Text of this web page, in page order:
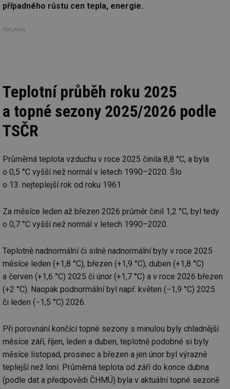
případného růstu cen tepla, energie.
REKLAMA
Teplotní průběh roku 2025
a topné sezony 2025/2026 podle
TSČR
Průměrná teplota vzduchu v roce 2025 činila 8,8 °C, a byla
o 0,5 °C vyšší než normál v letech 1990–2020. Šlo
o 13. nejteplejší rok od roku 1961.
Za měsíce leden až březen 2026 průměr činil 1,2 °C, byl tedy
o 0,7 °C vyšší než normál v letech 1990–2020.
Teplotně nadnormální či silně nadnormální byly v roce 2025
měsíce leden (+1,8 °C), březen (+1,9 °C), duben (+1,8 °C)
a červen (+1,6 °C) 2025 či únor (+1,7 °C) a v roce 2026 březen
(+2 °C). Naopak podnormální byl např. květen (−1,9 °C) 2025
či leden (−1,5 °C) 2026.
Při porovnání končící topné sezony s minulou byly chladnější
měsíce září, říjen, leden a duben, teplotně podobné si byly
měsíce listopad, prosinec a březen a jen únor byl výrazně
teplejší než loni. Průměrná teplota od září do konce dubna
(podle dat a předpovědi ČHMÚ) byla v aktuální topné sezoně